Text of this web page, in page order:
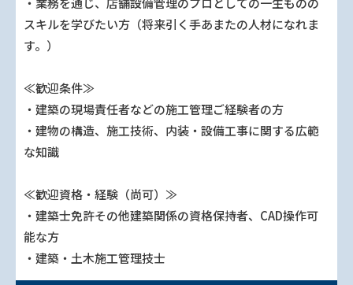
スキルを学びたい方（将来引く手あまたの人材になれま
す。）
≪歓迎条件≫
・建築の現場責任者などの施工管理ご経験者の方
・建物の構造、施工技術、内装・設備工事に関する広範
な知識
≪歓迎資格・経験（尚可）≫
・建築士免許その他建築関係の資格保持者、CAD操作可
能な方
・建築・土木施工管理技士